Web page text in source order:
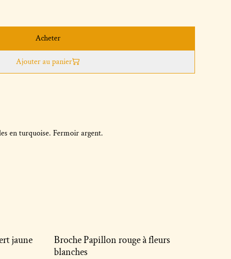
Acheter
Ajouter au panier
en turquoise. Fermoir argent.
jaune
Broche Papillon rouge à fleurs
blanches